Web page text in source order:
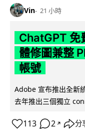
Vin 21 小時
ChatGPT 免
體修圖兼整
帳號
Adobe 宣布推出全新
去年推出三個獨立
113 2 ↗ 分